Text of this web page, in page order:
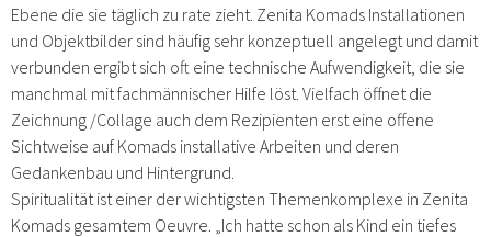
Ebene die sie täglich zu rate zieht. Zenita Komads Installationen
und Objektbilder sind häufig sehr konzeptuell angelegt und damit
verbunden ergibt sich oft eine technische Aufwendigkeit, die sie
manchmal mit fachmännischer Hilfe löst. Vielfach öffnet die
Zeichnung /Collage auch dem Rezipienten erst eine offene
Sichtweise auf Komads installative Arbeiten und deren
Gedankenbau und Hintergrund.
Spiritualität ist einer der wichtigsten Themenkomplexe in Zenita
Komads gesamtem Oeuvre. „Ich hatte schon als Kind ein tiefes